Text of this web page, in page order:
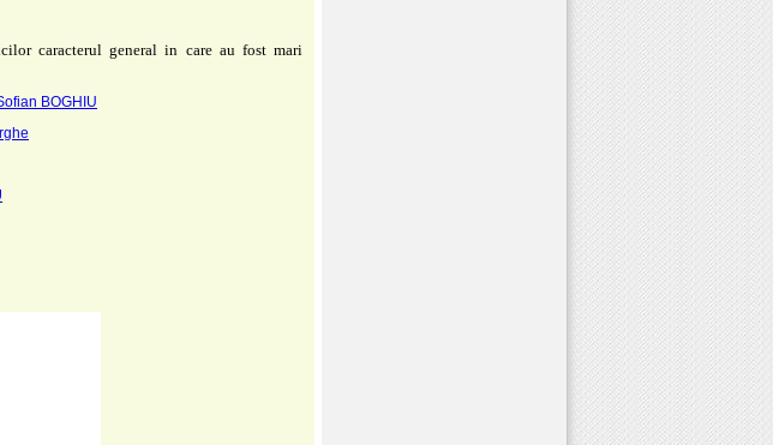
caracterul general in care au fost mari
BOGHIU